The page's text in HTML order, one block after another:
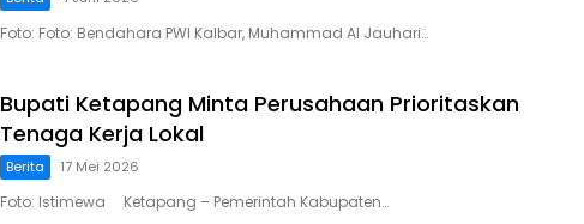
Foto: Foto: Bendahara PWI Kalbar, Muhammad Al Jauhari…
Bupati Ketapang Minta Perusahaan Prioritaskan
Tenaga Kerja Lokal
Berita 17 Mei 2026
Foto: Istimewa Ketapang – Pemerintah Kabupaten…